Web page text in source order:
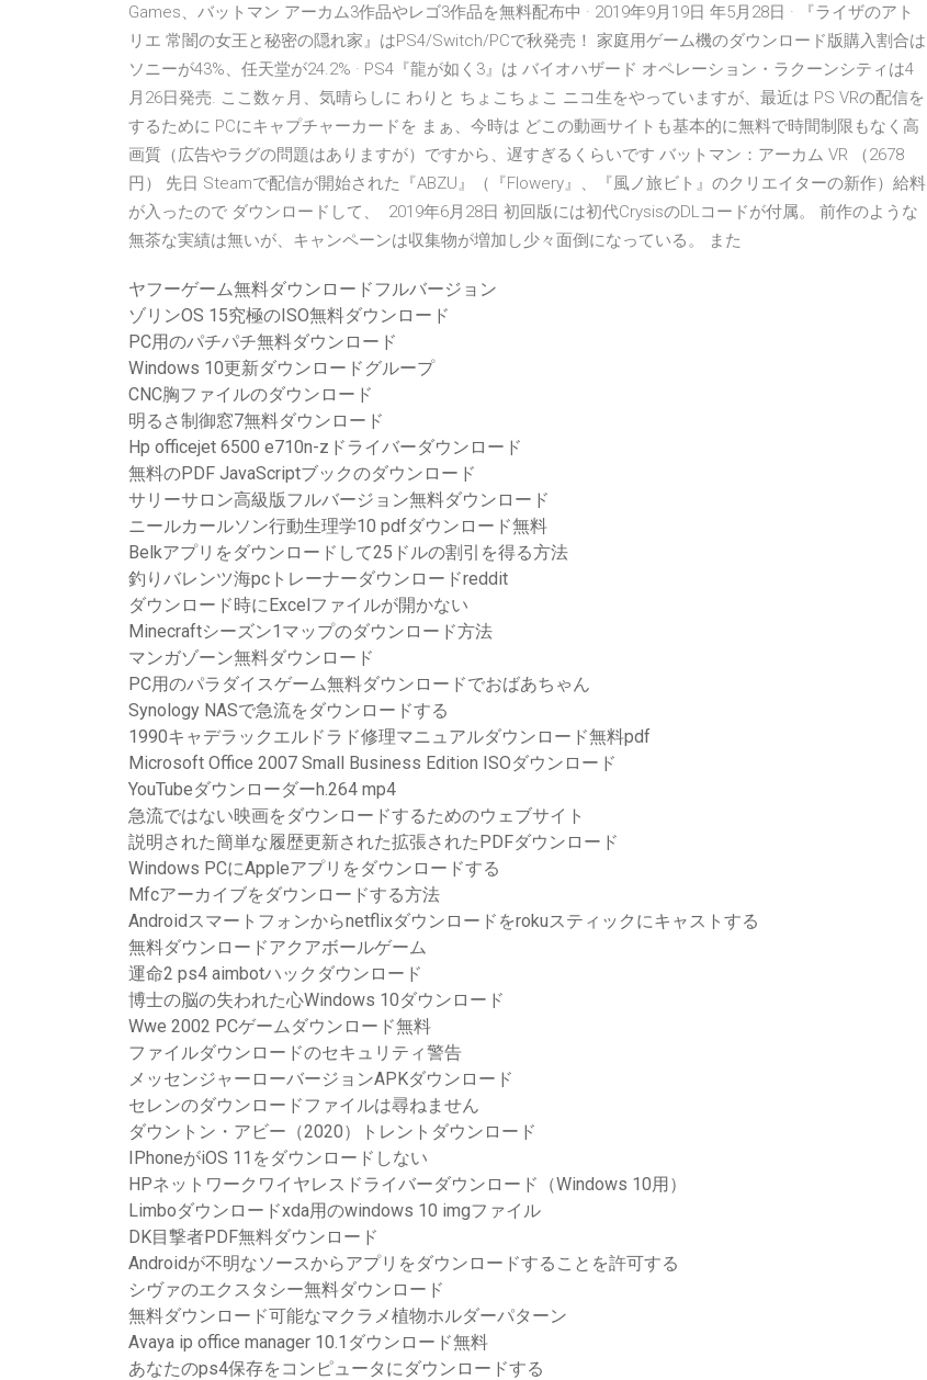
Games、バットマン アーカム3作品やレゴ3作品を無料配布中 · 2019年9月19日 年5月28日 · 『ライザのアト
リエ 常闇の女王と秘密の隠れ家』はPS4/Switch/PCで秋発売！ 家庭用ゲーム機のダウンロード版購入割合は
ソニーが43%、任天堂が24.2% · PS4『龍が如く3』は バイオハザード オペレーション・ラクーンシティは4
月26日発売. ここ数ヶ月、気晴らしに わりと ちょこちょこ ニコ生をやっていますが、最近は PS VRの配信を
するために PCにキャプチャーカードを まぁ、今時は どこの動画サイトも基本的に無料で時間制限もなく高
画質（広告やラグの問題はありますが）ですから、遅すぎるくらいです バットマン：アーカム VR （2678
円） 先日 Steamで配信が開始された『ABZU』（『Flowery』、『風ノ旅ビト』のクリエイターの新作）給料
が入ったので ダウンロードして、 2019年6月28日 初回版には初代CrysisのDLコードが付属。 前作のような
無茶な実績は無いが、キャンペーンは収集物が増加し少々面倒になっている。 また
ヤフーゲーム無料ダウンロードフルバージョン
ゾリンOS 15究極のISO無料ダウンロード
PC用のパチパチ無料ダウンロード
Windows 10更新ダウンロードグループ
CNC胸ファイルのダウンロード
明るさ制御窓7無料ダウンロード
Hp officejet 6500 e710n-zドライバーダウンロード
無料のPDF JavaScriptブックのダウンロード
サリーサロン高級版フルバージョン無料ダウンロード
ニールカールソン行動生理学10 pdfダウンロード無料
Belkアプリをダウンロードして25ドルの割引を得る方法
釣りバレンツ海pcトレーナーダウンロードreddit
ダウンロード時にExcelファイルが開かない
Minecraftシーズン1マップのダウンロード方法
マンガゾーン無料ダウンロード
PC用のパラダイスゲーム無料ダウンロードでおばあちゃん
Synology NASで急流をダウンロードする
1990キャデラックエルドラド修理マニュアルダウンロード無料pdf
Microsoft Office 2007 Small Business Edition ISOダウンロード
YouTubeダウンローダーh.264 mp4
急流ではない映画をダウンロードするためのウェブサイト
説明された簡単な履歴更新された拡張されたPDFダウンロード
Windows PCにAppleアプリをダウンロードする
Mfcアーカイブをダウンロードする方法
Androidスマートフォンからnetflixダウンロードをrokuスティックにキャストする
無料ダウンロードアクアボールゲーム
運命2 ps4 aimbotハックダウンロード
博士の脳の失われた心Windows 10ダウンロード
Wwe 2002 PCゲームダウンロード無料
ファイルダウンロードのセキュリティ警告
メッセンジャーローバージョンAPKダウンロード
セレンのダウンロードファイルは尋ねません
ダウントン・アビー（2020）トレントダウンロード
IPhoneがiOS 11をダウンロードしない
HPネットワークワイヤレスドライバーダウンロード（Windows 10用）
Limboダウンロードxda用のwindows 10 imgファイル
DK目撃者PDF無料ダウンロード
Androidが不明なソースからアプリをダウンロードすることを許可する
シヴァのエクスタシー無料ダウンロード
無料ダウンロード可能なマクラメ植物ホルダーパターン
Avaya ip office manager 10.1ダウンロード無料
あなたのps4保存をコンピュータにダウンロードする